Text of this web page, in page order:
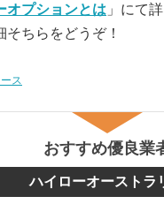
オプションとは 」にて
ちらをどうぞ！
ス
おすすめ優良業
ハイローオーストラ